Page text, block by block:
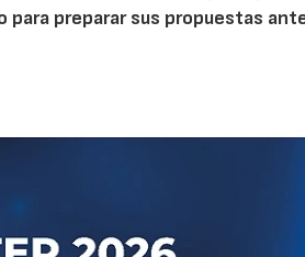
preparar sus propuestas